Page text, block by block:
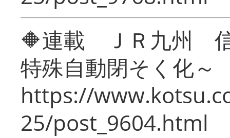
🔶連載 ＪＲ九州 信
特殊自動閉そく化～
https://
25/post_9604.html